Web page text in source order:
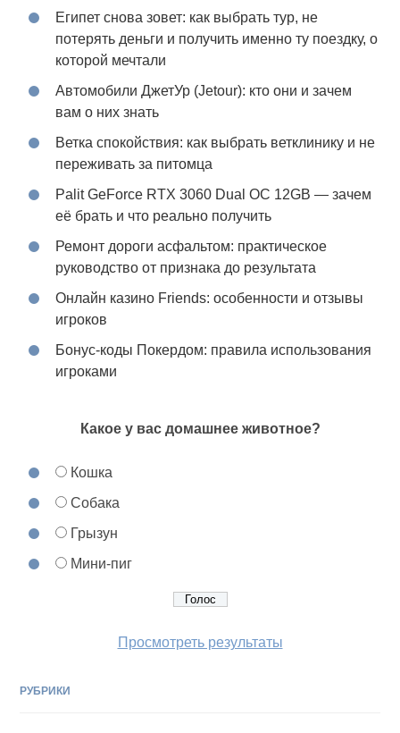
Египет снова зовет: как выбрать тур, не
потерять деньги и получить именно ту поездку, о
которой мечтали
Автомобили ДжетУр (Jetour): кто они и зачем
вам о них знать
Ветка спокойствия: как выбрать ветклинику и не
переживать за питомца
Palit GeForce RTX 3060 Dual OC 12GB — зачем
её брать и что реально получить
Ремонт дороги асфальтом: практическое
руководство от признака до результата
Онлайн казино Friends: особенности и отзывы
игроков
Бонус-коды Покердом: правила использования
игроками
Какое у вас домашнее животное?
Кошка
Собака
Грызун
Мини-пиг
Просмотреть результаты
РУБРИКИ